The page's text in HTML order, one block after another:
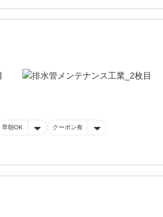
早朝OK クーポン有